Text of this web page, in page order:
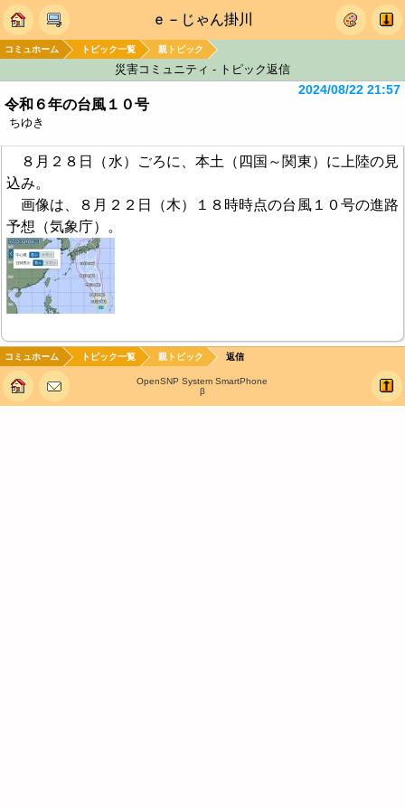
ｅ－じゃん掛川
コミュホーム トピック一覧 親トピック
災害コミュニティ - トピック返信
令和６年の台風１０号
ちゆき
2024/08/22 21:57
８月２８日（水）ごろに、本土（四国～関東）に上陸の見
込み。
画像は、８月２２日（木）１８時時点の台風１０号の進路
予想（気象庁）。
コミュホーム トピック一覧 親トピック 返信
OpenSNP System SmartPhone
β